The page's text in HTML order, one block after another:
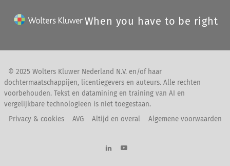
When you have to be right
© 2025 Wolters Kluwer Nederland N.V. en/of haar
dochtermaatschappijen, licentiegevers en auteurs. Alle rechten
voorbehouden. Tekst en datamining en training van AI en
vergelijkbare technologieën is niet toegestaan.
Privacy & cookies
AVG Altijd en overal Algemene voorwaarden